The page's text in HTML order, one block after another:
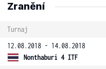
Zranění
Turnaj
12.08.2018 - 14.08.2018
Nonthaburi 4 ITF